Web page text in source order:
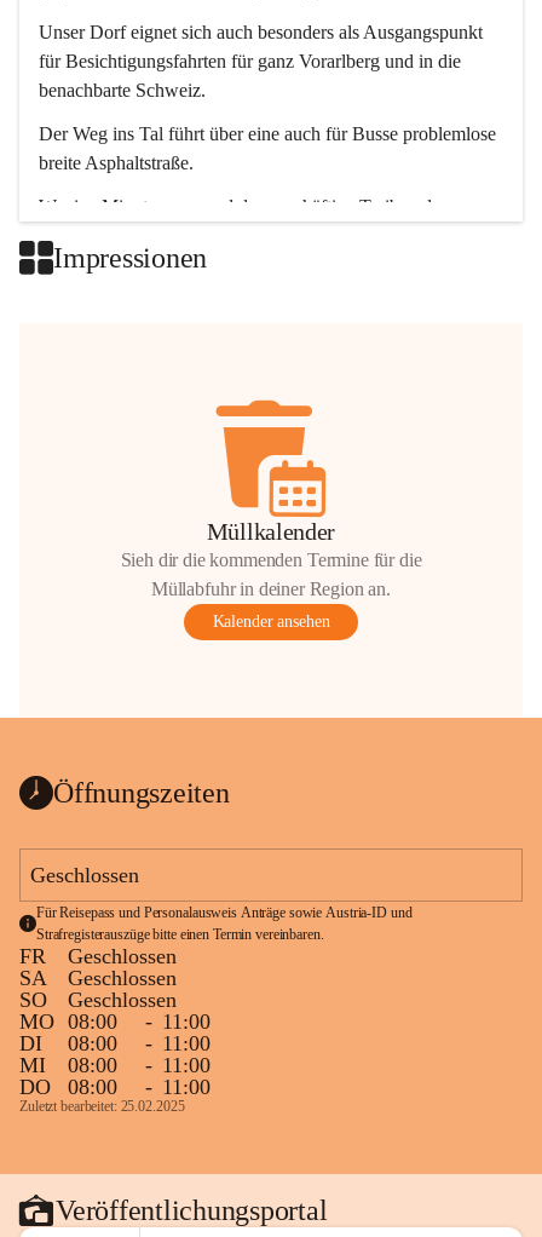
Unser Dorf eignet sich auch besonders als Ausgangspunkt
für Besichtigungsfahrten für ganz Vorarlberg und in die
benachbarte Schweiz.
Der Weg ins Tal führt über eine auch für Busse problemlose
breite Asphaltstraße.
Wenige Minuten nur, und das geschäftige Treiben der
Impressionen
Müllkalender
Sieh dir die kommenden Termine für die
Müllabfuhr in deiner Region an.
Kalender ansehen
Öffnungszeiten
Geschlossen
Für Reisepass und Personalausweis Anträge sowie Austria-ID und
Strafregisterauszüge bitte einen Termin vereinbaren.
FR
Geschlossen
SA
Geschlossen
SO
Geschlossen
MO 08:00 - 11:00
DI
08:00 - 11:00
MI
08:00 - 11:00
DO
08:00 - 11:00
Zuletzt bearbeitet: 25.02.2025
Veröffentlichungsportal